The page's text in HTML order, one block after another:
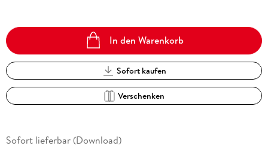
In den Warenkorb
Sofort kaufen
Verschenken
Sofort lieferbar (Download)